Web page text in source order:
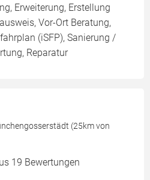
Erweiterung, Erstellung
Vor-Ort Beratung,
(iSFP), Sanierung /
Reparatur
(25km von
19 Bewertungen